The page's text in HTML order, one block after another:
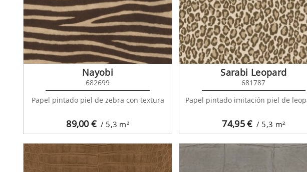
89,00€ / 5,3 m²
Nayobi
682699
Papel pintado piel de zebra con textura
74,95€ / 5,3 m²
Sarabi Leopard
681787
Papel pintado imitación piel de